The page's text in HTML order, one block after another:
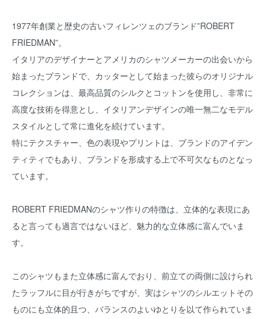
1977年創業と歴史の古いフィレンツェのブランド”ROBERT
FRIEDMAN”。
イタリアのデザイナーとアメリカのシャツメーカーの出会いから
始まったブランドで、カッターとして始まった彼らのオリジナル
コレクションは、最高品質のシルクとコットンを使用し、非常に
高度な技術を得意とし、イタリアンデザインの唯一無二なモデル
スタイルとして常に進化を続けています。
特にテクスチャー、色の表現やプリントは、ブランドのアイデン
ティティでもあり、ブランドを形成する上で不可欠なものとなっ
ています。
ROBERT FRIEDMANのシャツ作りの特徴は、立体的な表現にあ
ると言っても過言ではないほど、魅力的な立体感に富んでいま
す。
このシャツもまた立体感に富んでおり、前立ての両側に設けられ
たラッフルに目が行きがちですが、実はシャツのシルエットその
ものにも立体的且つ、バランスのよいゆとりを以て作られていま